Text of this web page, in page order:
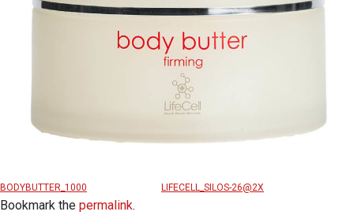
BODYBUTTER_1000 LIFECELL_SILOS-26@2X
Bookmark the permalink.